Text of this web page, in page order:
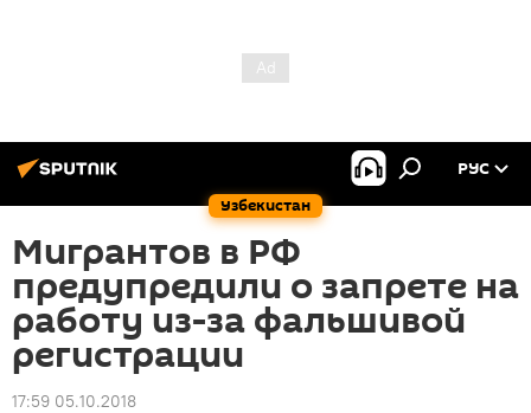
Узбекистан
РУС
Мигрантов в РФ
предупредили о запрете на
работу из-за фальшивой
регистрации
17:59 05.10.2018